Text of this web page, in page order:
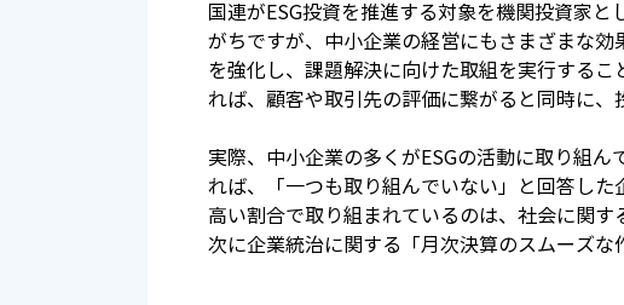
国連がESG投資を推進する対象を機関投資家
がちですが、中小企業の経営にもさまざまな
を強化し、課題解決に向けた取組を実行する
れば、顧客や取引先の評価に繋がると同時に、
実際、中小企業の多くがESGの活動に取り組
れば、「一つも取り組んでいない」と回答し
高い割合で取り組まれているのは、社会に関
次に企業統治に関する「月次決算のスムーズな